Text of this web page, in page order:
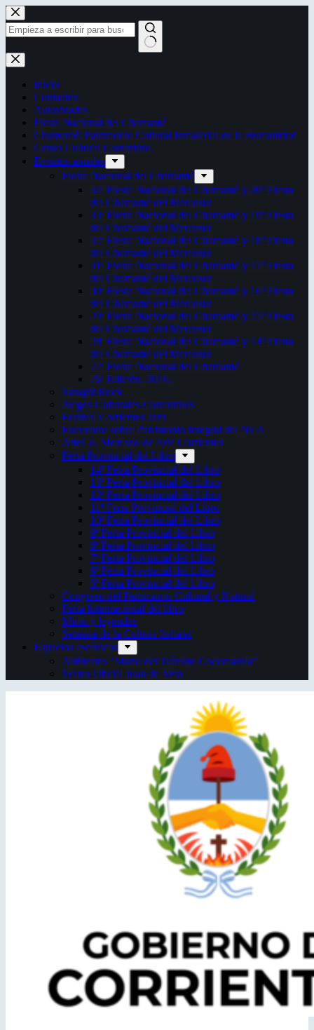
Saltar
al
contenido
Sin
resultados
Inicio
Contactos
Autoridades
Fiesta Nacional del Chamamé
Chamamé: Patrimonio Cultural Inmaterial de la Humanidad
Censo Cultural Correntino
Eventos anuales
Fiesta Nacional del Chamamé
34ª Fiesta Nacional del Chamamé y 20ª Fiesta
del Chamamé del Mercosur
33ª Fiesta Nacional del Chamamé y 19ª Fiesta
del Chamamé del Mercosur
32ª Fiesta Nacional del Chamamé y 18ª Fiesta
del Chamamé del Mercosur
31ª Fiesta Nacional del Chamamé y 17ª Fiesta
del Chamamé del Mercosur
30ª Fiesta Nacional del Chamamé y 16ª Fiesta
del Chamamé del Mercosur
29ª Fiesta Nacional del Chamamé y 15ª Fiesta
del Chamamé del Mercosur
28ª Fiesta Nacional del Chamamé y 14ª Fiesta
del Chamamé del Mercosur
27ª Fiesta Nacional del Chamamé
26ª Edición. 2016.
Taragüi Rock
Juegos Culturales Correntinos
Festival Corrientes Jazz
Encuentro sobre Patrimonio Integral del NEA
ArteCo. Mercado de Arte Corrientes
Feria Provincial del Libro
14ª Feria Provincial del Libro
13ª Feria Provincial del Libro
12ª Feria Provincial del Libro
11ª Feria Provincial del Libro
10ª Feria Provincial del Libro
9ª Feria Provincial del Libro
8ª Feria Provincial del Libro
7ª Feria Provincial del Libro
6ª Feria Provincial del Libro
5ª Feria Provincial del Libro
Congreso del Patrimonio Cultural y Natural
Feria Internacional del libro
Mitos y leyendas
Semana de la Cultura Italiana
Espacios escénicos
Anfiteatro “Mario del Tránsito Cocomarola”
Teatro Oficial Juan de Vera